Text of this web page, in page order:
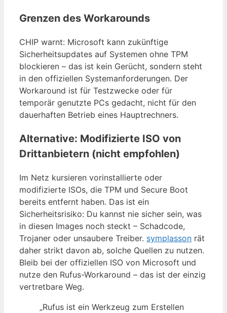
Grenzen des Workarounds
CHIP warnt: Microsoft kann zukünftige
Sicherheitsupdates auf Systemen ohne TPM
blockieren – das ist kein Gerücht, sondern steht
in den offiziellen Systemanforderungen. Der
Workaround ist für Testzwecke oder für
temporär genutzte PCs gedacht, nicht für den
dauerhaften Betrieb eines Hauptrechners.
Alternative: Modifizierte ISO von
Drittanbietern (nicht empfohlen)
Im Netz kursieren vorinstallierte oder
modifizierte ISOs, die TPM und Secure Boot
bereits entfernt haben. Das ist ein
Sicherheitsrisiko: Du kannst nie sicher sein, was
in diesen Images noch steckt – Schadcode,
Trojaner oder unsaubere Treiber. symplasson rät
daher strikt davon ab, solche Quellen zu nutzen.
Bleib bei der offiziellen ISO von Microsoft und
nutze den Rufus-Workaround – das ist der einzig
vertretbare Weg.
„Rufus ist ein Werkzeug zum Erstellen